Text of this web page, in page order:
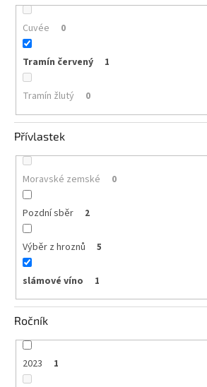
Přihlášení
Cuvée 0
Tramín červený 1
Tramín žlutý 0
Přívlastek
Moravské zemské 0
Pozdní sběr 2
Výběr z hroznů 5
slámové víno 1
Ročník
2023 1